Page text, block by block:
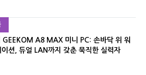
GEEKOM A8 MAX 미니 PC: 손바닥 위 워
이션, 듀얼 LAN까지 갖춘 묵직한 실력자